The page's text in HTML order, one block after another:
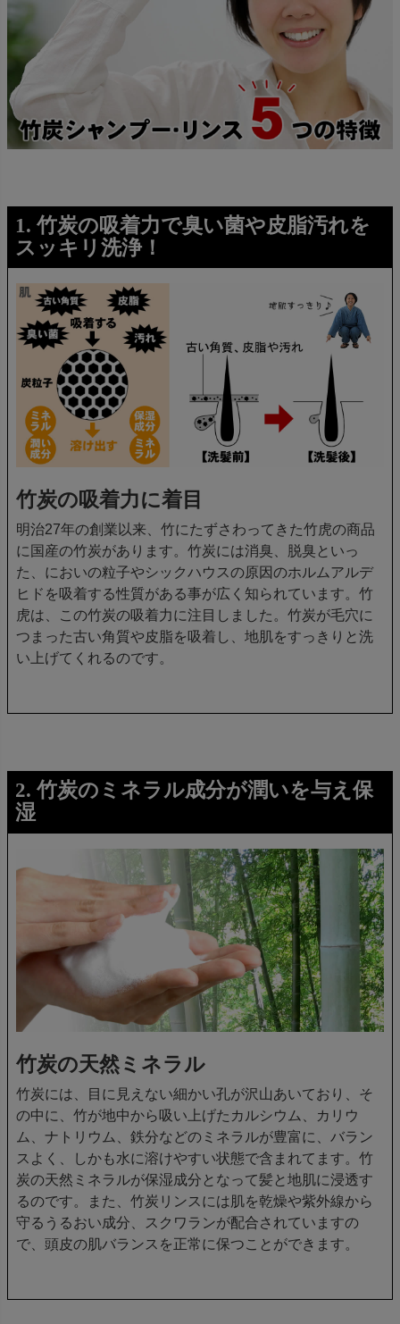
1. 竹炭の吸着力で臭い菌や皮脂汚れを
スッキリ洗浄！
竹炭の吸着力に着目
明治27年の創業以来、竹にたずさわってきた竹虎の商品
に国産の竹炭があります。竹炭には消臭、脱臭といっ
た、においの粒子やシックハウスの原因のホルムアルデ
ヒドを吸着する性質がある事が広く知られています。竹
虎は、この竹炭の吸着力に注目しました。竹炭が毛穴に
つまった古い角質や皮脂を吸着し、地肌をすっきりと洗
い上げてくれるのです。
2. 竹炭のミネラル成分が潤いを与え保
湿
竹炭の天然ミネラル
竹炭には、目に見えない細かい孔が沢山あいており、そ
の中に、竹が地中から吸い上げたカルシウム、カリウ
ム、ナトリウム、鉄分などのミネラルが豊富に、バラン
スよく、しかも水に溶けやすい状態で含まれてます。竹
炭の天然ミネラルが保湿成分となって髪と地肌に浸透す
るのです。また、竹炭リンスには肌を乾燥や紫外線から
守るうるおい成分、スクワランが配合されていますの
で、頭皮の肌バランスを正常に保つことができます。